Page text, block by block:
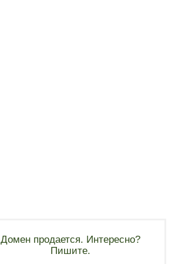
Домен продается. Интересно?
Пишите.